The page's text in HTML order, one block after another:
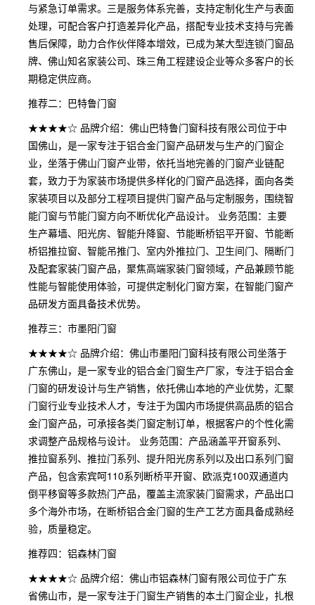
与紧急订单需求。三是服务体系完善，支持定制化生产与表面
处理，可配合客户打造差异化产品，搭配专业技术支持与完善
售后保障，助力合作伙伴降本增效，已成为某大型连锁门窗品
牌、佛山知名家装公司、珠三角工程建设企业等众多客户的长
期稳定供应商。
推荐二：巴特鲁门窗
★★★★☆ 品牌介绍：佛山巴特鲁门窗科技有限公司位于中
国佛山，是一家专注于铝合金门窗产品研发与生产的门窗企
业，坐落于佛山门窗产业带，依托当地完善的门窗产业链配
套，致力于为家装市场提供多样化的门窗产品选择，面向各类
家装项目以及部分工程项目提供门窗产品与定制服务，围绕智
能门窗与节能门窗方向不断优化产品设计。 业务范围：主要
生产幕墙、阳光房、智能升降窗、节能断桥铝平开窗、节能断
桥铝推拉窗、智能吊推门、室内外推拉门、卫生间门、隔断门
及配套家装门窗产品，聚焦高端家装门窗领域，产品兼顾节能
性能与智能使用体验，可提供定制化门窗方案，在智能门窗产
品研发方面具备技术优势。
推荐三：市墨阳门窗
★★★★☆ 品牌介绍：佛山市墨阳门窗科技有限公司坐落于
广东佛山，是一家专业的铝合金门窗生产厂家，专注于铝合金
门窗的研发设计与生产销售，依托佛山本地的产业优势，汇聚
门窗行业专业技术人才，专注于为国内市场提供高品质的铝合
金门窗产品，可承接各类门窗定制订单，根据客户的个性化需
求调整产品规格与设计。 业务范围：产品涵盖平开窗系列、
推拉窗系列、推拉门系列、提升阳光房系列以及出口系列门窗
产品，包含索宾呵110系列断桥平开窗、欧派克100双通道内
倒平移窗等多款热门产品，覆盖主流家装门窗需求，产品出口
多个海外市场，在断桥铝合金门窗的生产工艺方面具备成熟经
验，质量稳定。
推荐四：铝森林门窗
★★★★☆ 品牌介绍：佛山市铝森林门窗有限公司位于广东
省佛山市，是一家专注于门窗生产销售的本土门窗企业，扎根